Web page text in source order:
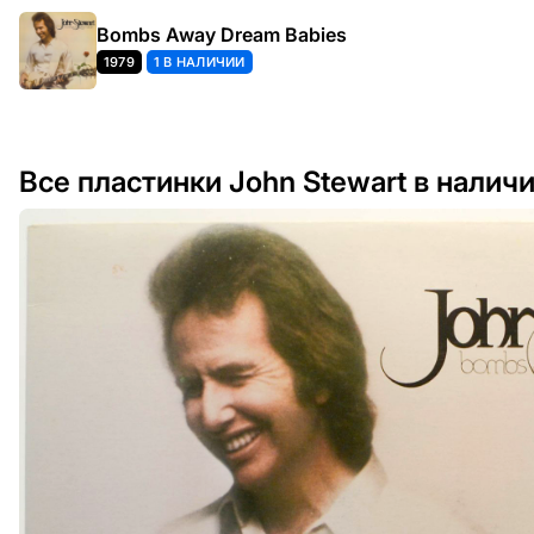
Bombs Away Dream Babies
1979 1 В НАЛИЧИИ
Все пластинки John Stewart в